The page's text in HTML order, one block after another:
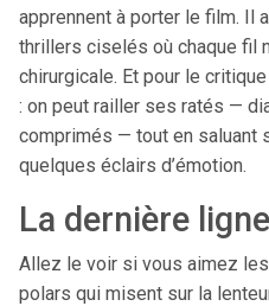
apprennent à porter le film. Il
thrillers ciselés où chaque fil
chirurgicale. Et pour le
: on peut railler ses ratés —
comprimés — tout en saluant
quelques éclairs d’émotion.
La dernière
Allez le voir si vous aimez
polars qui misent sur la